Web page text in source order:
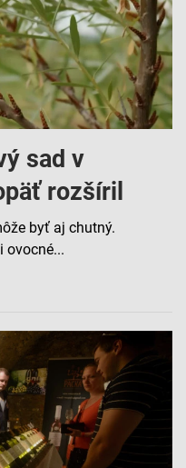
sad v
rozšíril
byť aj chutný.
ovocné...